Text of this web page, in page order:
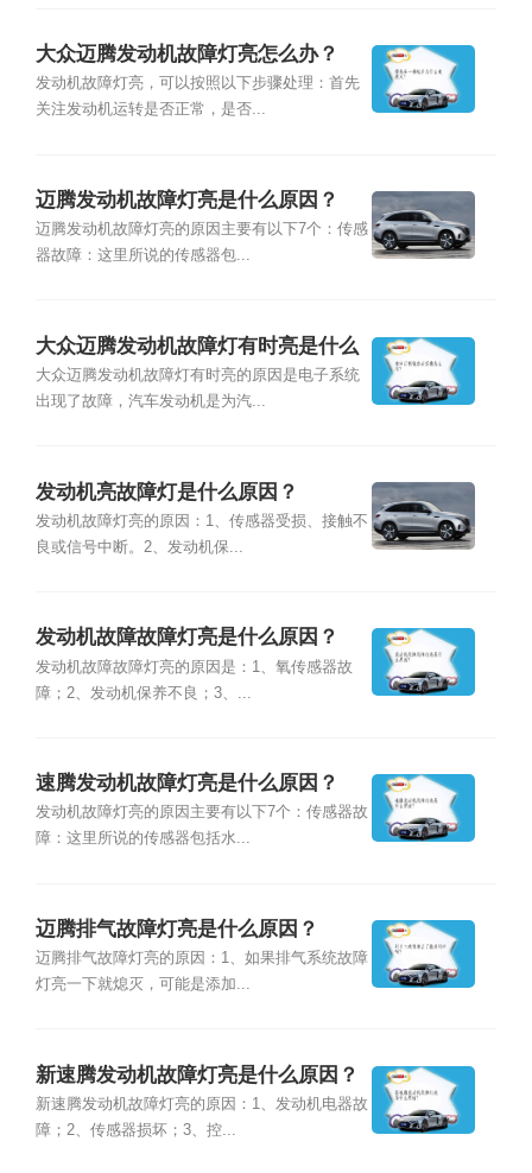
大众迈腾发动机故障灯亮怎么办？
发动机故障灯亮，可以按照以下步骤处理：⾸先
关注发动机运转是否正常，是否...
迈腾发动机故障灯亮是什么原因？
迈腾发动机故障灯亮的原因主要有以下7个：传感
器故障：这里所说的传感器包...
大众迈腾发动机故障灯有时亮是什么
原因？
大众迈腾发动机故障灯有时亮的原因是电子系统
出现了故障，汽车发动机是为汽...
发动机亮故障灯是什么原因？
发动机故障灯亮的原因：1、传感器受损、接触不
良或信号中断。2、发动机保...
发动机故障故障灯亮是什么原因？
发动机故障故障灯亮的原因是：1、氧传感器故
障；2、发动机保养不良；3、...
速腾发动机故障灯亮是什么原因？
发动机故障灯亮的原因主要有以下7个：传感器故
障：这里所说的传感器包括水...
迈腾排气故障灯亮是什么原因？
迈腾排气故障灯亮的原因：1、如果排气系统故障
灯亮一下就熄灭，可能是添加...
新速腾发动机故障灯亮是什么原因？
新速腾发动机故障灯亮的原因：1、发动机电器故
障；2、传感器损坏；3、控...